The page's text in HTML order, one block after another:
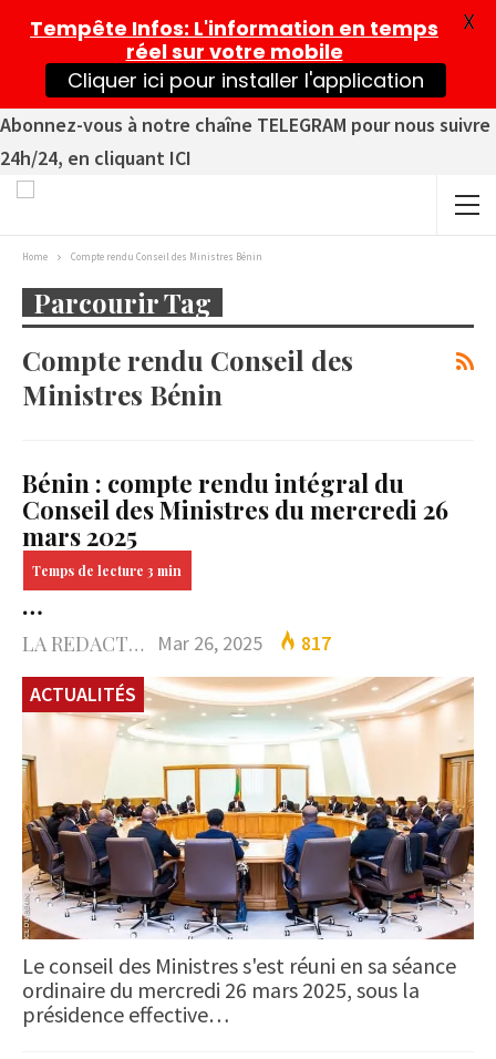
Abonnez-vous à notre chaîne TELEGRAM pour nous suivre
24h/24, en cliquant ICI
Home Compte rendu Conseil des Ministres Bénin
Parcourir Tag
Compte rendu Conseil des
Ministres Bénin
Bénin : compte rendu intégral du
Conseil des Ministres du mercredi 26
mars 2025
…
LA REDACTION Mar 26, 2025
817
ACTUALITÉS
Le conseil des Ministres s'est réuni en sa séance
ordinaire du mercredi 26 mars 2025, sous la
présidence effective…
Tempête Infos: L'information en temps
réel sur votre mobile
Cliquer ici pour installer l'application
X